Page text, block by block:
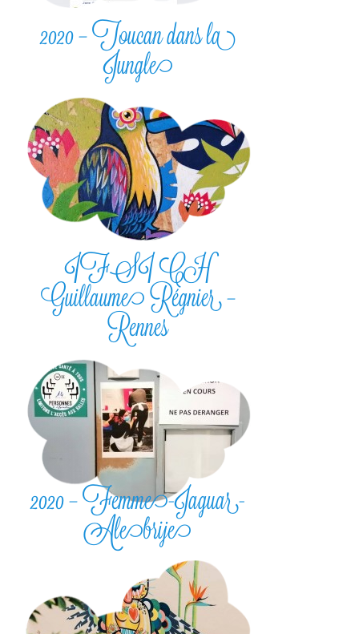
2020 – Toucan dans la
Jungle
IFSI CH
Guillaume Régnier –
Rennes
2020 – Femme-Jaguar-
Alebrije